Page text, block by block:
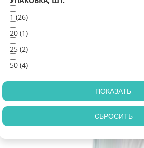
1 (26)
20 (1)
25 (2)
50 (4)